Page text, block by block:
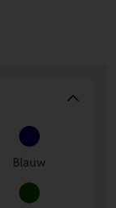
Bestel
bedrukt voor
kleuren voor
eigen
Blauw